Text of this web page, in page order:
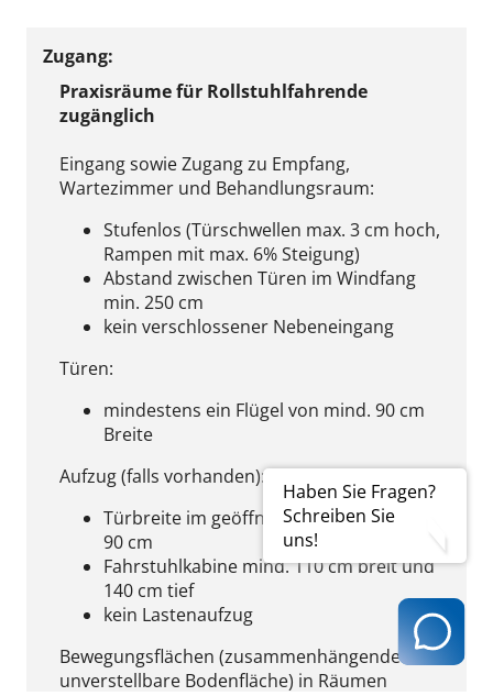
Haben Sie Fragen?
Schreiben Sie
uns!
Zugang:
Praxisräume für Rollstuhlfahrende
zugänglich
Eingang sowie Zugang zu Empfang,
Wartezimmer und Behandlungsraum:
Stufenlos (Türschwellen max. 3 cm hoch,
Rampen mit max. 6% Steigung)
Abstand zwischen Türen im Windfang
min. 250 cm
kein verschlossener Nebeneingang
Türen:
mindestens ein Flügel von mind. 90 cm
Breite
Aufzug (falls vorhanden):
Türbreite im geöffneten Zustand mind.
90 cm
Fahrstuhlkabine mind. 110 cm breit und
140 cm tief
kein Lastenaufzug
Bewegungsflächen (zusammenhängende
unverstellbare Bodenfläche) in Räumen